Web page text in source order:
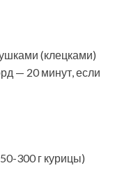
(клецками)
— 20 минут, если
300 г курицы)